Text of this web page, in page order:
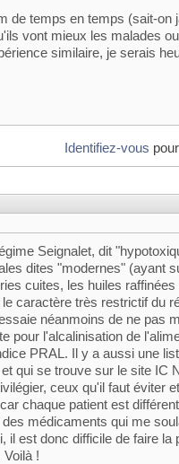
de temps en temps (sait-on
vont mieux les malades
similaire, je serais
Identifiez-vous
Seignalet, dit
dites "modernes" (ayant
cuites, les huiles
caractère très restrictif du
néanmoins de ne pas
pour l'alcalinisation de
PRAL. Il y a aussi une
qui se trouve sur le site IC
ceux qu'il faut éviter
chaque patient est
médicaments qui me
il est donc difficile de faire la
!